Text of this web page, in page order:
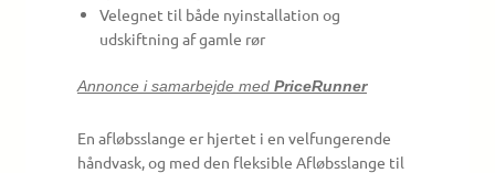
Velegnet til både nyinstallation og
udskiftning af gamle rør
Annonce i samarbejde med PriceRunner
En afløbsslange er hjertet i en velfungerende
håndvask, og med den fleksible Afløbsslange til